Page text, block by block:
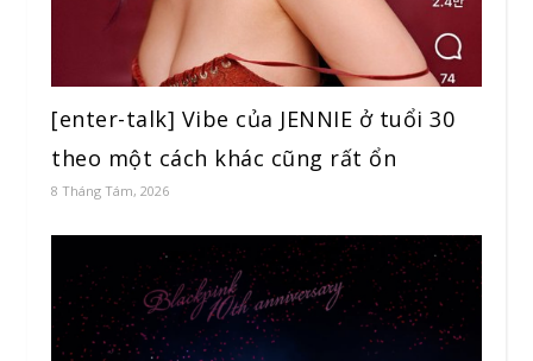
[enter-talk] Vibe của JENNIE ở tuổi 30
theo một cách khác cũng rất ổn
8 Tháng Tám, 2026